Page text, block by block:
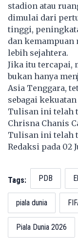
stadion atau
dimulai dari
tinggi,
dan kemampuan
lebih sejahtera.
Jika itu tercapai,
bukan hanya
Asia Tenggara,
sebagai
Tulisan ini telah
Chrisna Chanis
Tulisan ini telah
Redaksi pada 02
Tags: PDB
piala dunia
Piala Dunia 2026